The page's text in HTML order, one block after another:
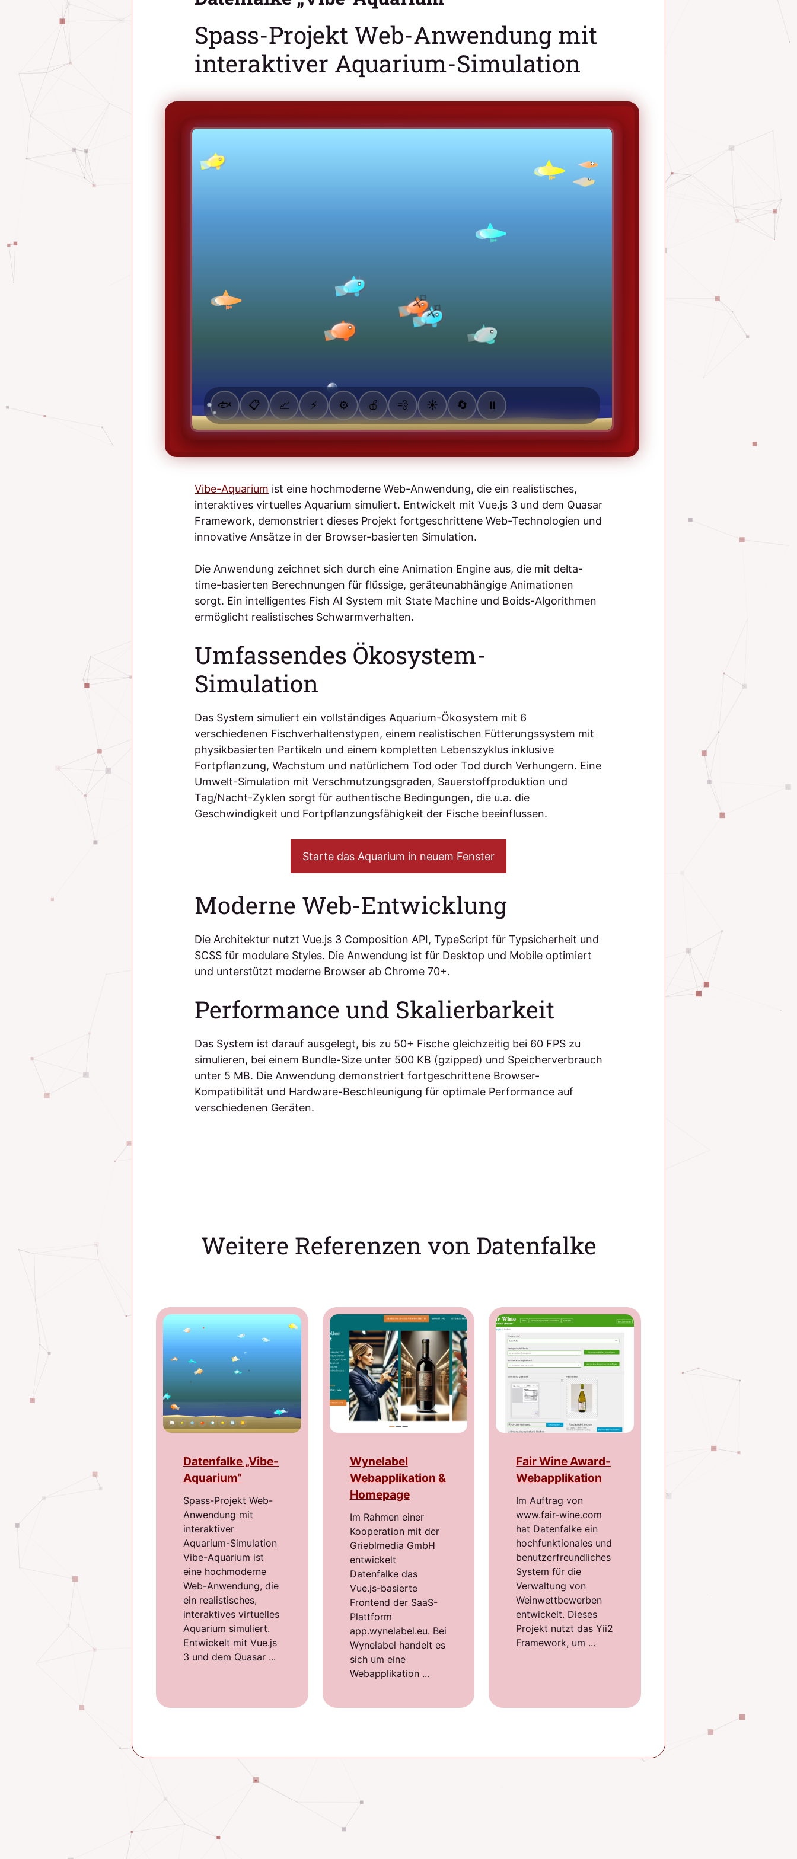
Spass-Projekt Web-Anwendung mit
interaktiver Aquarium-Simulation
Vibe-Aquarium ist eine hochmoderne Web-Anwendung, die ein realistisches,
interaktives virtuelles Aquarium simuliert. Entwickelt mit Vue.js 3 und dem Quasar
Framework, demonstriert dieses Projekt fortgeschrittene Web-Technologien und
innovative Ansätze in der Browser-basierten Simulation.
Die Anwendung zeichnet sich durch eine Animation Engine aus, die mit delta-
time-basierten Berechnungen für flüssige, geräteunabhängige Animationen
sorgt. Ein intelligentes Fish AI System mit State Machine und Boids-Algorithmen
ermöglicht realistisches Schwarmverhalten.
Umfassendes Ökosystem-
Simulation
Das System simuliert ein vollständiges Aquarium-Ökosystem mit 6
verschiedenen Fischverhaltenstypen, einem realistischen Fütterungssystem mit
physikbasierten Partikeln und einem kompletten Lebenszyklus inklusive
Fortpflanzung, Wachstum und natürlichem Tod oder Tod durch Verhungern. Eine
Umwelt-Simulation mit Verschmutzungsgraden, Sauerstoffproduktion und
Tag/Nacht-Zyklen sorgt für authentische Bedingungen, die u.a. die
Geschwindigkeit und Fortpflanzungsfähigkeit der Fische beeinflussen.
Starte das Aquarium in neuem Fenster
Moderne Web-Entwicklung
Die Architektur nutzt Vue.js 3 Composition API, TypeScript für Typsicherheit und
SCSS für modulare Styles. Die Anwendung ist für Desktop und Mobile optimiert
und unterstützt moderne Browser ab Chrome 70+.
Performance und Skalierbarkeit
Das System ist darauf ausgelegt, bis zu 50+ Fische gleichzeitig bei 60 FPS zu
simulieren, bei einem Bundle-Size unter 500 KB (gzipped) und Speicherverbrauch
unter 5 MB. Die Anwendung demonstriert fortgeschrittene Browser-
Kompatibilität und Hardware-Beschleunigung für optimale Performance auf
verschiedenen Geräten.
Weitere Referenzen von Datenfalke
Datenfalke „Vibe-
Aquarium“
Spass-Projekt Web-
Anwendung mit
interaktiver
Aquarium-Simulation
Vibe-Aquarium ist
eine hochmoderne
Web-Anwendung, die
ein realistisches,
interaktives virtuelles
Aquarium simuliert.
Entwickelt mit Vue.js
3 und dem Quasar ...
Wynelabel
Webapplikation &
Homepage
Im Rahmen einer
Kooperation mit der
Grieblmedia GmbH
entwickelt
Datenfalke das
Vue.js-basierte
Frontend der SaaS-
Plattform
app.wynelabel.eu. Bei
Wynelabel handelt es
sich um eine
Webapplikation ...
Fair Wine Award-
Webapplikation
Im Auftrag von
www.fair-wine.com
hat Datenfalke ein
hochfunktionales und
benutzerfreundliches
System für die
Verwaltung von
Weinwettbewerben
entwickelt. Dieses
Projekt nutzt das Yii2
Framework, um ...